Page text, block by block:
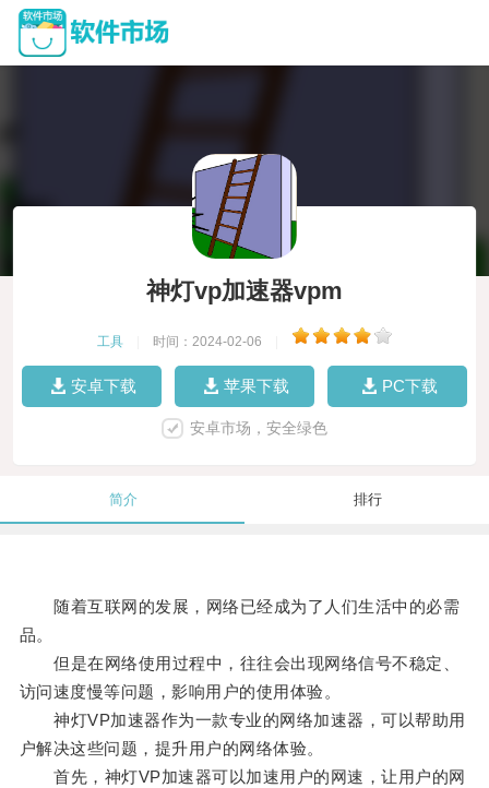
神灯vp加速器vpm
工具 时间：2024-02-06
安卓下载 苹果下载 PC下载
安卓市场，安全绿色
简介 排行
随着互联网的发展，网络已经成为了人们生活中的必需
品。
但是在网络使用过程中，往往会出现网络信号不稳定、
访问速度慢等问题，影响用户的使用体验。
神灯VP加速器作为一款专业的网络加速器，可以帮助用
户解决这些问题，提升用户的网络体验。
首先，神灯VP加速器可以加速用户的网速，让用户的网